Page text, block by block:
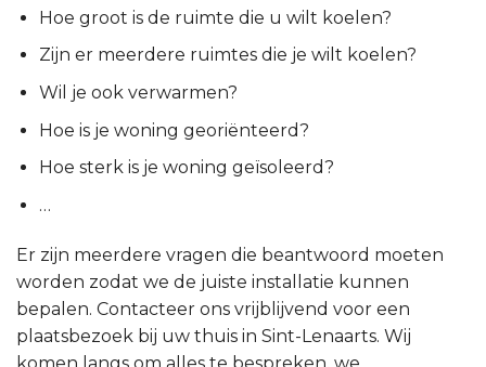
Hoe groot is de ruimte die u wilt koelen?
Zijn er meerdere ruimtes die je wilt koelen?
Wil je ook verwarmen?
Hoe is je woning georiënteerd?
Hoe sterk is je woning geïsoleerd?
…
Er zijn meerdere vragen die beantwoord moeten
worden zodat we de juiste installatie kunnen
bepalen. Contacteer ons vrijblijvend voor een
plaatsbezoek bij uw thuis in Sint-Lenaarts. Wij
komen langs om alles te bespreken, we